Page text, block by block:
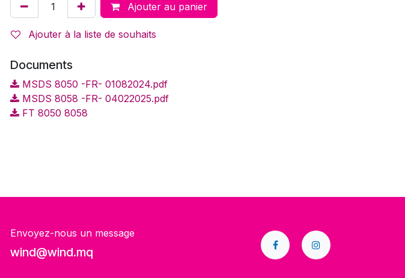
Ajouter au panier
Ajouter à la liste de souhaits
Documents
MSDS 8050 -FR- 01082024.pdf
MSDS 8058 -FR- 04022025.pdf
FT 8050 8058
Envoyez-nous un message
wind@wind.mq